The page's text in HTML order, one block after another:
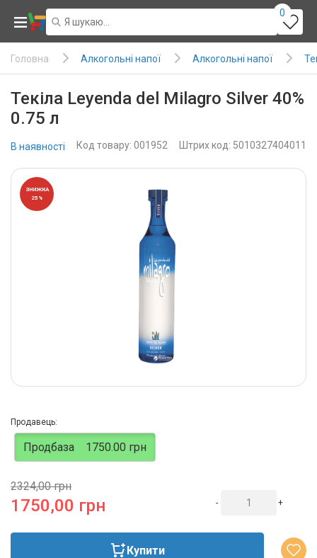
0
Головна Алкогольні напої Алкогольні напої
Текіла Leyenda del Milagro Silver 40%
0.75 л
В наявності Код товару: 001952 Штрих код: 5010327404011
ЗНИЖКА
25%
Продавець:
Продбаза 1750.00 грн
2324,00 грн
1750,00 грн - +
Купити